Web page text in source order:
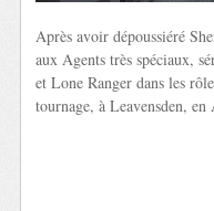
Après avoir dépoussiéré
aux Agents très spéciaux,
et Lone Ranger dans les
tournage, à Leavensden,